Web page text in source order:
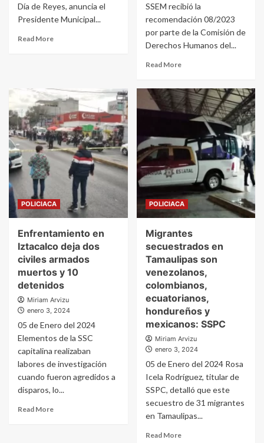
Día de Reyes, anuncia el
Presidente Municipal...
Read More
SSEM recibió la
recomendación 08/2023
por parte de la Comisión de
Derechos Humanos del...
Read More
POLICIACA
Enfrentamiento en
Iztacalco deja dos
civiles armados
muertos y 10
detenidos
Miriam Arvizu
enero 3, 2024
05 de Enero del 2024
Elementos de la SSC
capitalina realizaban
labores de investigación
cuando fueron agredidos a
disparos, lo...
Read More
POLICIACA
Migrantes
secuestrados en
Tamaulipas son
venezolanos,
colombianos,
ecuatorianos,
hondureños y
mexicanos: SSPC
Miriam Arvizu
enero 3, 2024
05 de Enero del 2024 Rosa
Icela Rodríguez, titular de
SSPC, detalló que este
secuestro de 31 migrantes
en Tamaulipas...
Read More